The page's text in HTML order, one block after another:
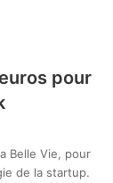
pour
Belle Vie, pour
de la startup.